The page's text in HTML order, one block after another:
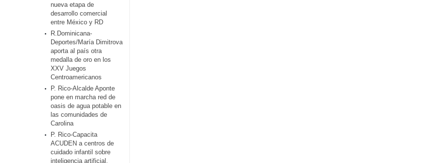
nueva etapa de
desarrollo comercial
entre México y RD
R.Dominicana-
Deportes/María Dimitrova
aporta al país otra
medalla de oro en los
XXV Juegos
Centroamericanos
P. Rico-Alcalde Aponte
pone en marcha red de
oasis de agua potable en
las comunidades de
Carolina
P. Rico-Capacita
ACUDEN a centros de
cuidado infantil sobre
inteligencia artificial,